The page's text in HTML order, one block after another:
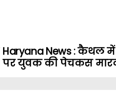
Haryana News : कैथल
पर युवक की पेचकस